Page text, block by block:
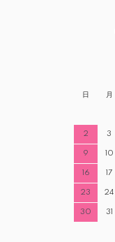
日 月
2 3
9 10
16 17
23 24
30 31